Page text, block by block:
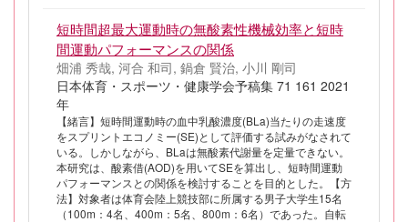
短時間超最大運動時の無酸素性機械効率と短時
間運動パフォーマンスの関係
畑浦 秀哉, 河合 和司, 鍋倉 賢治, 小川 剛司
日本体育・スポーツ・健康学会予稿集 71 161 2021
年
【緒言】短時間運動時の血中乳酸濃度(BLa)当たりの走速度
をスプリントエコノミー(SE)として評価する試みがなされて
いる。しかしながら、BLaは無酸素代謝量を定量できない。
本研究は、酸素借(AOD)を用いてSEを算出し、短時間運動
パフォーマンスとの関係を検討することを目的とした。【方
法】対象者は体育会陸上競技部に所属する男子大学生15名
（100m：4名、400m：5名、800m：6名）であった。自転